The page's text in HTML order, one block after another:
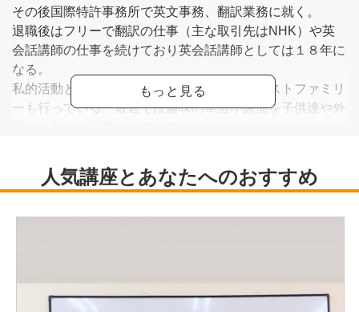
その後国際特許事務所で英文事務、翻訳業務に就く。
退職後はフリーで翻訳の仕事（主な取引先はNHK）や英
会話講師の仕事を続けており英会話講師としては１８年に
なる。
私的活動としてはAFS留学生を受け入れるホストファミリ
ーも行っている。最近では趣味の華道小原流を子供達や外